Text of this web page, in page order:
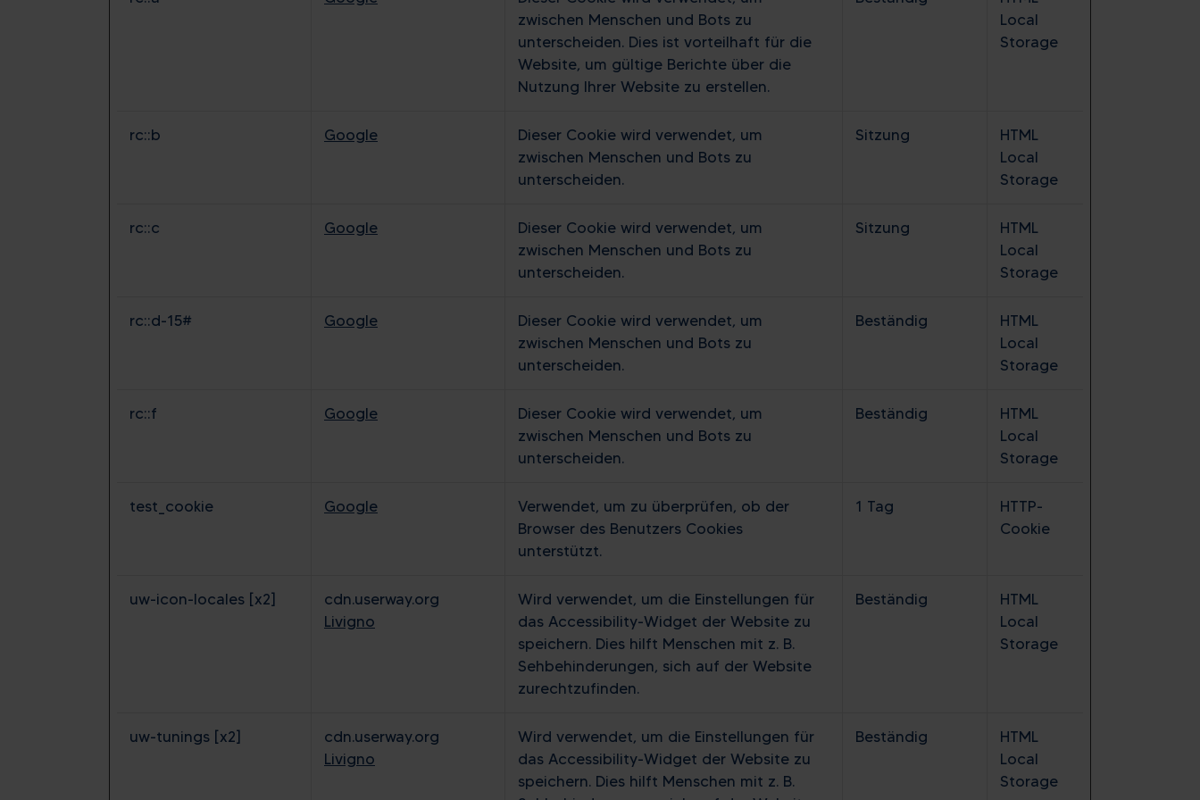
zwischen Menschen und Bots zu
unterscheiden. Dies ist vorteilhaft für die
Website, um gültige Berichte über die
Nutzung Ihrer Website zu erstellen.
Local
Storage
rc::b Google
Dieser Cookie wird verwendet, um
zwischen Menschen und Bots zu
unterscheiden.
Sitzung
HTML
Local
Storage
rc::c Google
Dieser Cookie wird verwendet, um
zwischen Menschen und Bots zu
unterscheiden.
Sitzung
HTML
Local
Storage
rc::d-15# Google
Dieser Cookie wird verwendet, um
zwischen Menschen und Bots zu
unterscheiden.
Beständig
HTML
Local
Storage
rc::f Google
Dieser Cookie wird verwendet, um
zwischen Menschen und Bots zu
unterscheiden.
Beständig
HTML
Local
Storage
test_cookie Google
Verwendet, um zu überprüfen, ob der
Browser des Benutzers Cookies
unterstützt.
1 Tag
HTTP-
Cookie
uw-icon-locales [x2]
cdn.userway.org
Livigno
Wird verwendet, um die Einstellungen für
das Accessibility-Widget der Website zu
speichern. Dies hilft Menschen mit z. B.
Sehbehinderungen, sich auf der Website
zurechtzufinden.
Beständig
HTML
Local
Storage
uw-tunings [x2]
cdn.userway.org
Livigno
Wird verwendet, um die Einstellungen für
das Accessibility-Widget der Website zu
speichern. Dies hilft Menschen mit z. B.
Beständig
HTML
Local
Storage